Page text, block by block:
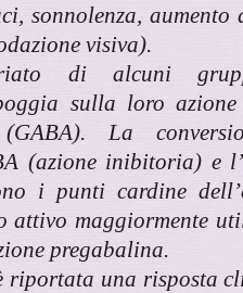
sonnolenza,
visiva).
di alcuni
sulla loro
(GABA). La
(azione inibitoria) e
i punti cardine
maggiormente
pregabalina.
riportata una risposta